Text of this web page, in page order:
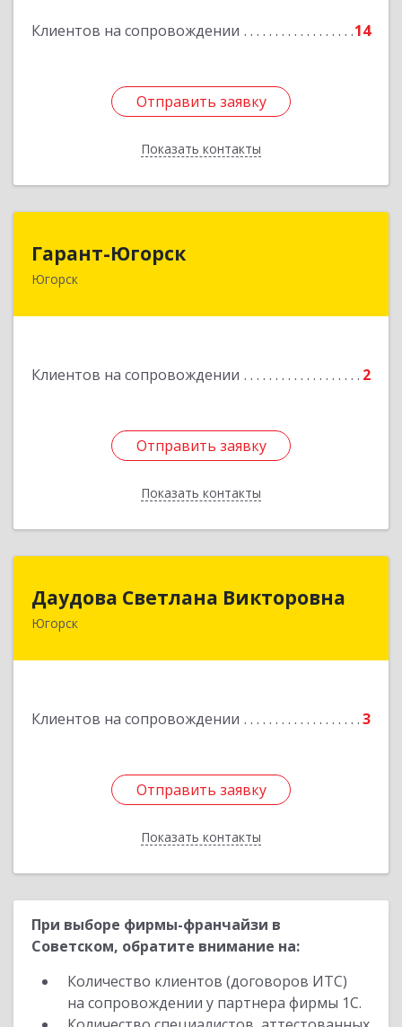
Клиентов на сопровождении 14
Отправить заявку
Показать контакты
Отправить заявку
Назад
Гарант-Югорск
Югорск
Клиентов на сопровождении 2
Отправить заявку
Показать контакты
628260, Ханты-Мансийский Автономный округ
Отправить заявку
Назад
Даудова Светлана Викторовна
Югорск
Клиентов на сопровождении 3
Отправить заявку
Показать контакты
Отправить заявку
Назад
При выборе фирмы-франчайзи в
Советском, обратите внимание на:
Количество клиентов (договоров ИТС)
на сопровождении у партнера фирмы 1С.